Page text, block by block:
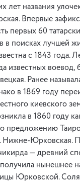
лет названия
Впервые
первых 60
в поисках лучшей
с 1843 года.
известных воевод,
Ранее
в 1869 году
киевского
в 1860 году
предложению
Нижне-Юрковская.
— древний
нынешнее
Юрковской.